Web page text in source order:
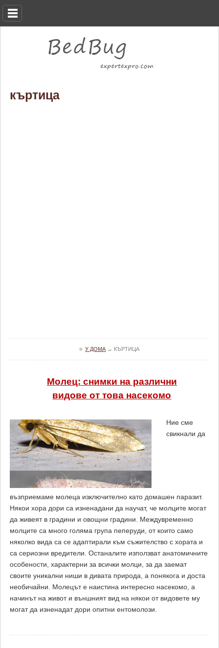
къртица
≡У ДОМА → КЪРТИЦА
Молец: снимки на различни
видове от това насекомо
Ние сме
свикнали да
възприемаме молеца изключително като домашен паразит.
Някои хора дори са изненадани да научат, че молците могат
да живеят в градини и овощни градини. Междувременно
молците са много голяма група пеперуди, от които само
няколко вида са се адаптирали към съжителство с хората и
са сериозни вредители. Останалите използват анатомичните
особености, характерни за всички молци, за да заемат
своите уникални ниши в дивата природа, а понякога и доста
необичайни. Молецът е наистина интересно насекомо, а
начинът на живот и външният вид на някои от видовете му
могат да изненадат дори опитни ентомолози.